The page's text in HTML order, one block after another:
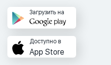
Загрузить на
Доступно в
App Store